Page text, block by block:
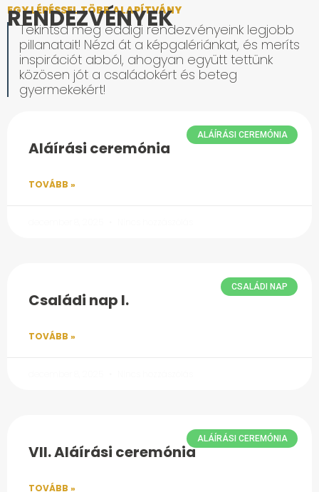
EGY LÉPÉSSEL TÖBB ALAPÍTVÁNY
RENDEZVÉNYEK
Tekintsd meg eddigi rendezvényeink legjobb
pillanatait! Nézd át a képgalériánkat, és meríts
inspirációt abból, ahogyan együtt tettünk
közösen jót a családokért és beteg
gyermekekért!
ALÁÍRÁSI CEREMÓNIA
Aláírási ceremónia
TOVÁBB »
CSALÁDI NAP
Családi nap I.
TOVÁBB »
ALÁÍRÁSI CEREMÓNIA
VII. Aláírási ceremónia
TOVÁBB »